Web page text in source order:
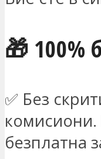
🎁 100%
✅ Без
безплатна